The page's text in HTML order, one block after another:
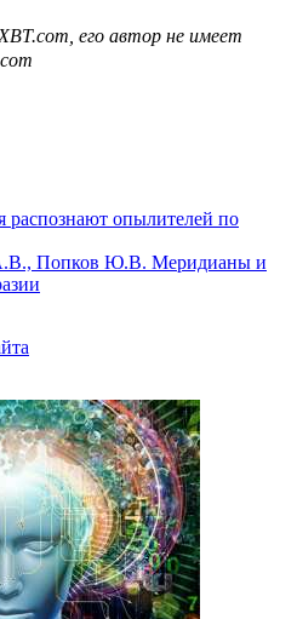
его автор не имеет
распознают опылителей по
Попков Ю.В. Меридианы и